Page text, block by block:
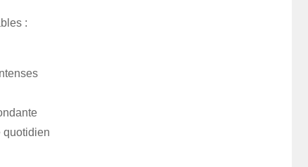
:
quotidien